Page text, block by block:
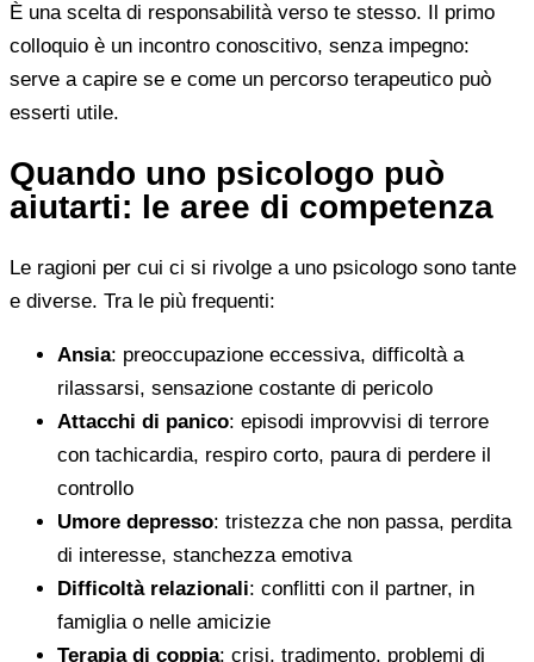
È una scelta di responsabilità verso te stesso. Il primo
colloquio è un incontro conoscitivo, senza impegno:
serve a capire se e come un percorso terapeutico può
esserti utile.
Quando uno psicologo può
aiutarti: le aree di competenza
Le ragioni per cui ci si rivolge a uno psicologo sono tante
e diverse. Tra le più frequenti:
Ansia: preoccupazione eccessiva, difficoltà a
rilassarsi, sensazione costante di pericolo
Attacchi di panico: episodi improvvisi di terrore
con tachicardia, respiro corto, paura di perdere il
controllo
Umore depresso: tristezza che non passa, perdita
di interesse, stanchezza emotiva
Difficoltà relazionali: conflitti con il partner, in
famiglia o nelle amicizie
Terapia di coppia: crisi, tradimento, problemi di